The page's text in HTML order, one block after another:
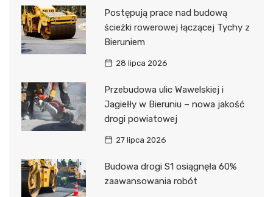
Postępują prace nad budową
ścieżki rowerowej łączącej Tychy z
Bieruniem
28 lipca 2026
Przebudowa ulic Wawelskiej i
Jagiełły w Bieruniu – nowa jakość
drogi powiatowej
27 lipca 2026
Budowa drogi S1 osiągnęła 60%
zaawansowania robót